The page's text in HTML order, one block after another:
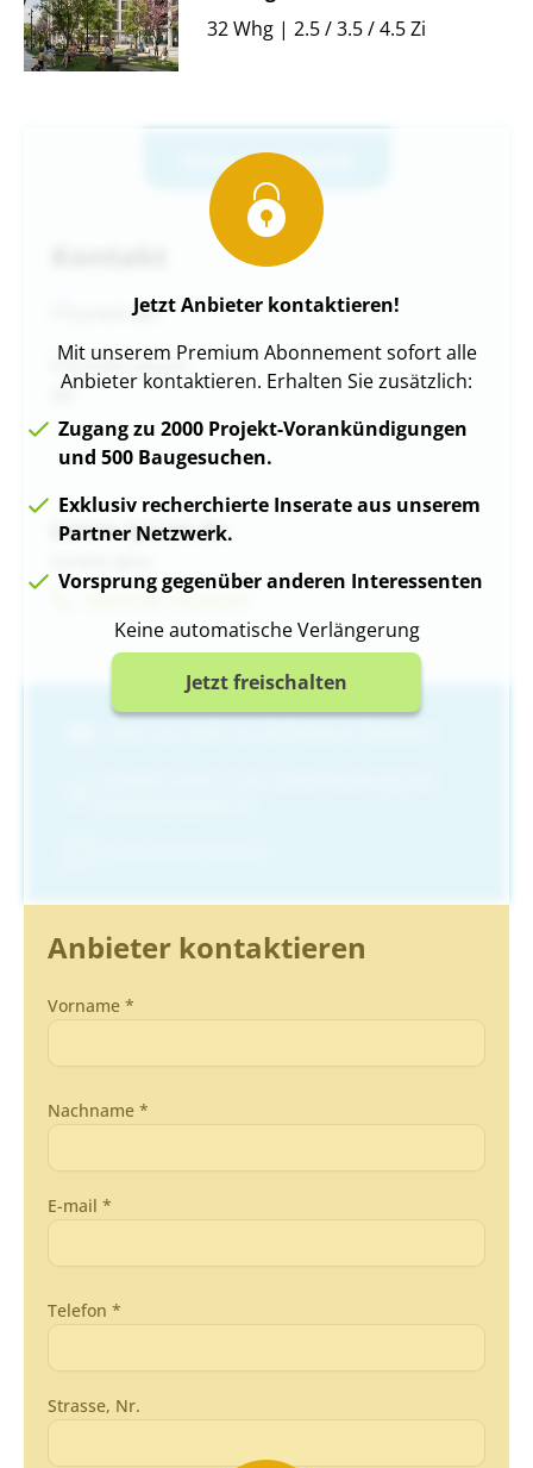
32 Whg | 2.5 / 3.5 / 4.5 Zi
Partner-Netzwerk
Lorem ipsum do
Nummer Anzeigen
Jetzt Anbieter kontaktieren!
Mit unserem Premium Abonnement sofort alle
Anbieter kontaktieren. Erhalten Sie zusätzlich:
Zugang zu 2000 Projekt-Vorankündigungen
und 500 Baugesuchen.
Exklusiv recherchierte Inserate aus unserem
Partner Netzwerk.
Vorsprung gegenüber anderen Interessenten
Keine automatische Verlängerung
Jetzt freischalten
Anbieter kontaktieren
Vorname *
Nachname *
E-mail *
Telefon *
Strasse, Nr.